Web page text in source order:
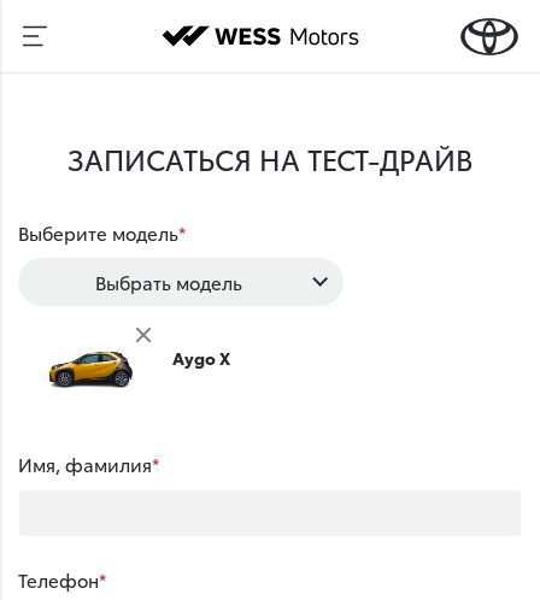
ЗАПИСАТЬСЯ НА ТЕСТ-ДРАЙВ
Выберите модель
Выбрать модель
Aygo X
Имя, фамилия
Телефон